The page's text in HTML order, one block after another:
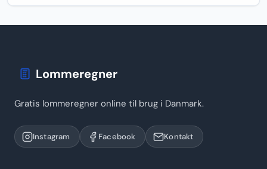
Lommeregner
Gratis lommeregner online til brug i Danmark.
Instagram Facebook Kontakt